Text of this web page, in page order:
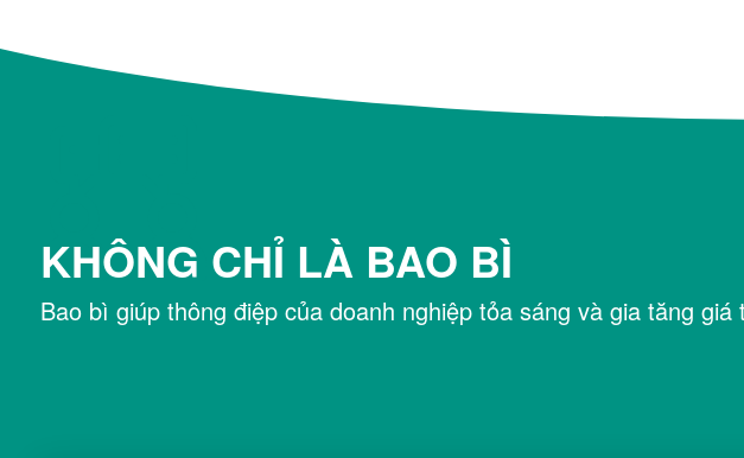
KHÔNG CHỈ LÀ BAO BÌ
Bao bì giúp thông điệp của doanh nghiệp tỏa sáng và gia tăng giá